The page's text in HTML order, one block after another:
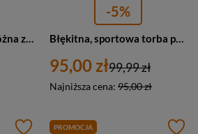
-5%
95,00 zł
Najniższa cena: 95,00 zł
99,99 zł
PROMOCJA